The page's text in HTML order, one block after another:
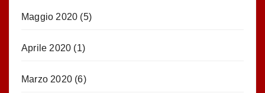
Maggio 2020 (5)
Aprile 2020 (1)
Marzo 2020 (6)